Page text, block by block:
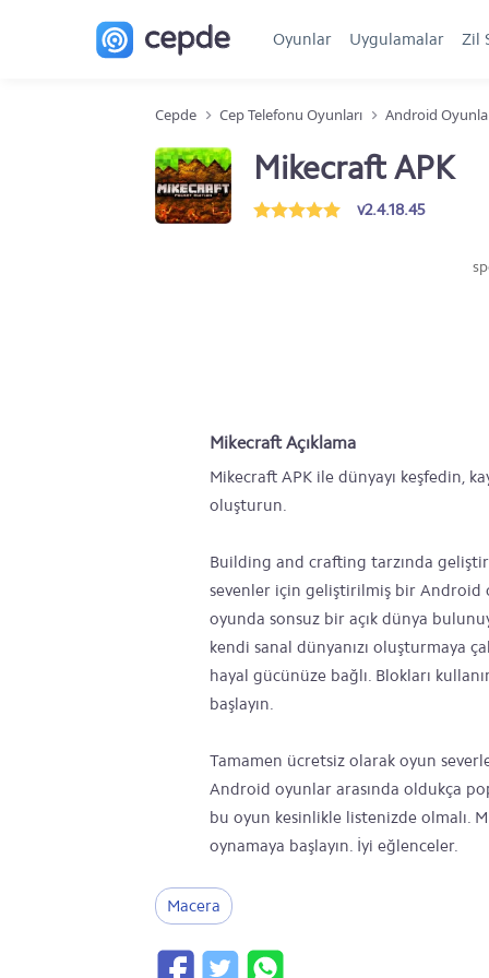
Oyunlar Uygulamalar Zil
Cepde Cep Telefonu Oyunları Android
Mikecraft APK
v2.4.18.45
Mikecraft Açıklama
Mikecraft APK ile dünyayı keşfedin,
oluşturun.
Building and crafting tarzında
sevenler için geliştirilmiş bir Android
oyunda sonsuz bir açık dünya
kendi sanal dünyanızı oluşturmaya
hayal gücünüze bağlı. Blokları
başlayın.
Tamamen ücretsiz olarak oyun
Android oyunlar arasında oldukça
bu oyun kesinlikle listenizde olmalı.
oynamaya başlayın. İyi eğlenceler.
Macera